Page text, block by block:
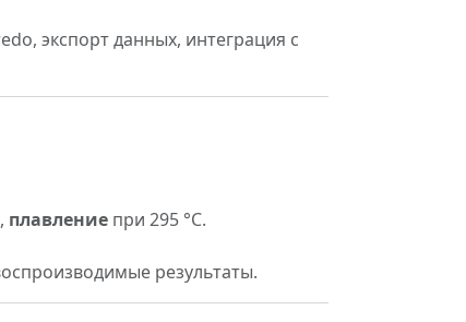
экспорт данных, интеграция с
плавление при 295 °C.
результаты.